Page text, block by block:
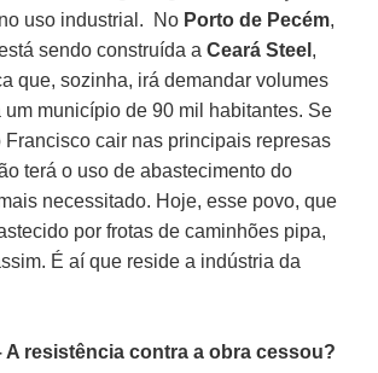
uso industrial. No Porto de Pecém,
sendo construída aCeará Steel ,
que, sozinha, irá demandar volumes
município de 90 mil habitantes. Se
Francisco cair nas principais represas
terá o uso de abastecimento do
necessitado. Hoje, esse povo, que
por frotas de caminhões pipa,
É aí que reside a indústria da
A resistência contra a obra cessou?